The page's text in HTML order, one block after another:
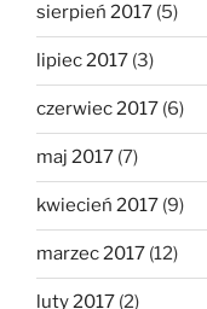
sierpień 2017 (5)
lipiec 2017 (3)
czerwiec 2017 (6)
maj 2017 (7)
kwiecień 2017 (9)
marzec 2017 (12)
luty 2017 (2)